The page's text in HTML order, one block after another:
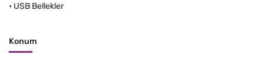
• USB Bellekler
Konum